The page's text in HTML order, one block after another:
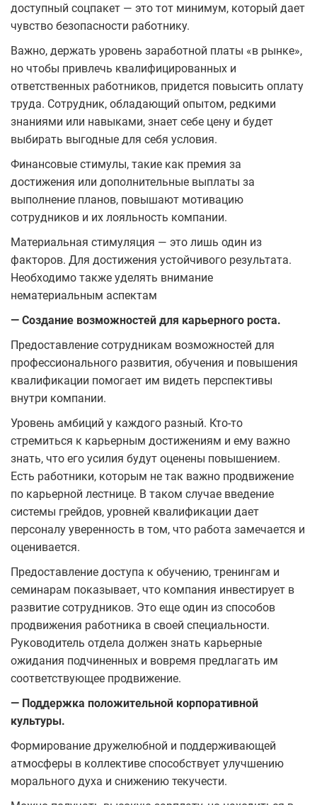
доступный соцпакет — это тот минимум, который дает
чувство безопасности работнику.
Важно, держать уровень заработной платы «в рынке»,
но чтобы привлечь квалифицированных и
ответственных работников, придется повысить оплату
труда. Сотрудник, обладающий опытом, редкими
знаниями или навыками, знает себе цену и будет
выбирать выгодные для себя условия.
Финансовые стимулы, такие как премия за
достижения или дополнительные выплаты за
выполнение планов, повышают мотивацию
сотрудников и их лояльность компании.
Материальная стимуляция — это лишь один из
факторов. Для достижения устойчивого результата.
Необходимо также уделять внимание
нематериальным аспектам
— Создание возможностей для карьерного роста.
Предоставление сотрудникам возможностей для
профессионального развития, обучения и повышения
квалификации помогает им видеть перспективы
внутри компании.
Уровень амбиций у каждого разный. Кто-то
стремиться к карьерным достижениям и ему важно
знать, что его усилия будут оценены повышением.
Есть работники, которым не так важно продвижение
по карьерной лестнице. В таком случае введение
системы грейдов, уровней квалификации дает
персоналу уверенность в том, что работа замечается и
оценивается.
Предоставление доступа к обучению, тренингам и
семинарам показывает, что компания инвестирует в
развитие сотрудников. Это еще один из способов
продвижения работника в своей специальности.
Руководитель отдела должен знать карьерные
ожидания подчиненных и вовремя предлагать им
соответствующее продвижение.
— Поддержка положительной корпоративной
культуры.
Формирование дружелюбной и поддерживающей
атмосферы в коллективе способствует улучшению
морального духа и снижению текучести.